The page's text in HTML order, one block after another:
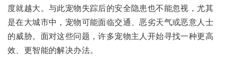
度就越大。与此宠物失踪后的安全隐患也不能忽视，尤其
是在大城市中，宠物可能面临交通、恶劣天气或恶意人士
的威胁。面对这些问题，许多宠物主人开始寻找一种更高
效、更智能的解决办法。